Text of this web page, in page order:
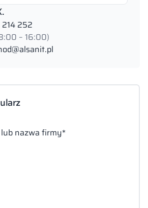
252
– 16:00)
nazwa firmy*